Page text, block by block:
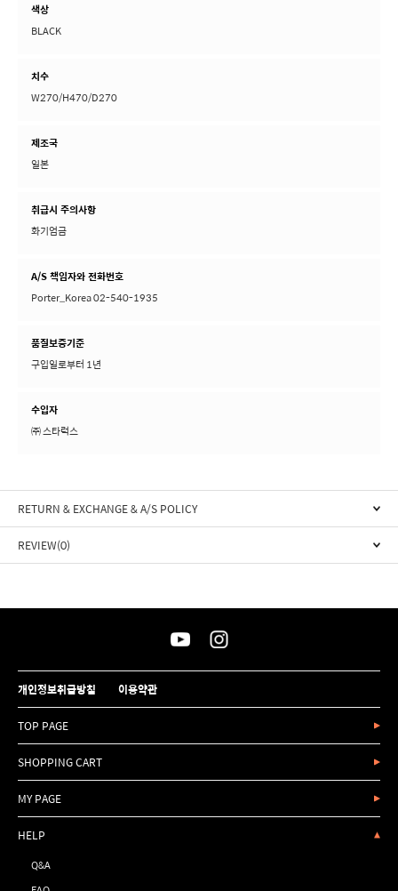
색상
BLACK
치수
W270/H470/D270
제조국
일본
취급시 주의사항
화기엄금
A/S 책임자와 전화번호
Porter_Korea 02-540-1935
품질보증기준
구입일로부터 1년
수입자
㈜ 스타럭스
RETURN & EXCHANGE & A/S POLICY
REVIEW(0)
개인정보취급방침 이용약관
TOP PAGE
SHOPPING CART
MY PAGE
HELP
Q&A